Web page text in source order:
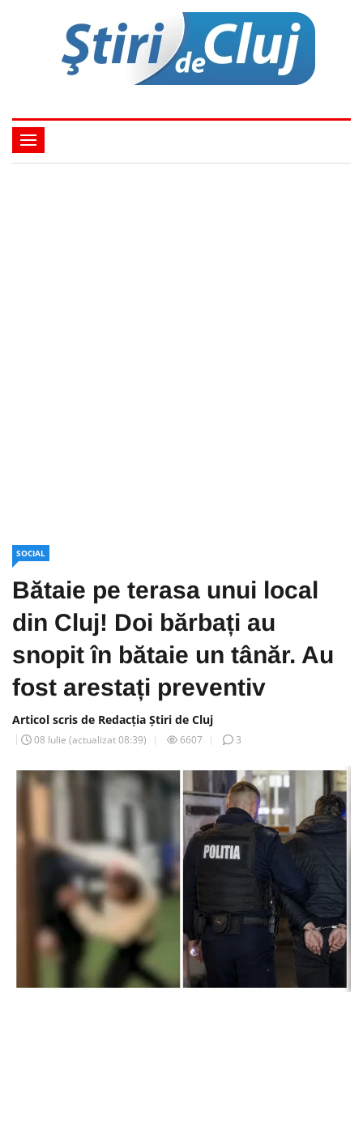
SOCIAL
Bătaie pe terasa unui local
din Cluj! Doi bărbați au
snopit în bătaie un tânăr. Au
fost arestați preventiv
Articol scris de Redacția Știri de Cluj
08 Iulie (actualizat08:39) 6607 3